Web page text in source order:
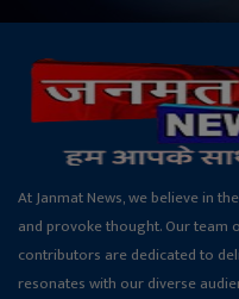
At Janmat News, we believe in
and provoke thought. Our team
contributors are dedicated to
resonates with our diverse